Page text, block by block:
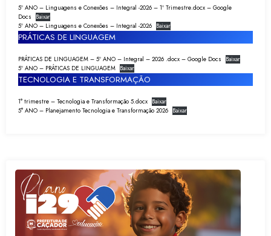
5º ANO – Linguagens e Conexões – Integral -2026 – 1º Trimestre.docx – Google
Docs
Baixar
5º ANO – Linguagens e Conexões – Integral -2026 Baixar
PRÁTICAS DE LINGUAGEM
PRÁTICAS DE LINGUAGEM – 5º ANO – Integral – 2026 .docx – Google Docs
Baixar
5º ANO – PRÁTICAS DE LINGUAGEM Baixar
TECNOLOGIA E TRANSFORMAÇÃO
1° trimestre – Tecnologia e Transformação 5.docx Baixar
5° ANO – Planejamento Tecnologia e Transformação 2026 Baixar